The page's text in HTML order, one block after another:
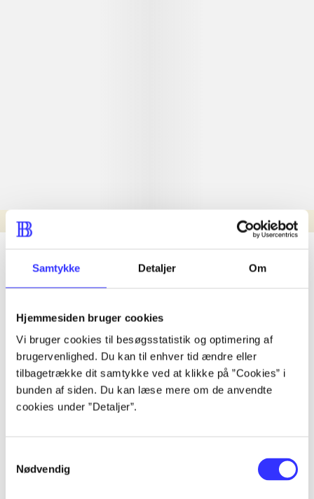
Samtykke Detaljer Om
Hjemmesiden bruger cookies
Vi bruger cookies til besøgsstatistik og optimering af
brugervenlighed. Du kan til enhver tid ændre eller
tilbagetrække dit samtykke ved at klikke på ”Cookies” i
bunden af siden. Du kan læse mere om de anvendte
cookies under ”Detaljer”.
Nødvendig
Nyhed
lorem ipsum dolor sit amet ...
lorem ipsum dolor sit amet ...
lorem ipsum dolor sit amet ...
lorem ipsum dolor sit amet ...
lorem ipsum dolor sit amet ...
lorem ipsum dolor sit amet ...
lorem ipsum dolor sit amet ...